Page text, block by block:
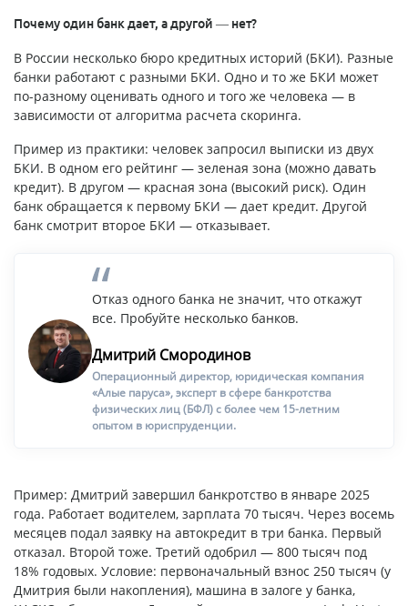
Почему один банк дает, а другой — нет?
В России несколько бюро кредитных историй (БКИ). Разные
банки работают с разными БКИ. Одно и то же БКИ может
по-разному оценивать одного и того же человека — в
зависимости от алгоритма расчета скоринга.
Пример из практики: человек запросил выписки из двух
БКИ. В одном его рейтинг — зеленая зона (можно давать
кредит). В другом — красная зона (высокий риск). Один
банк обращается к первому БКИ — дает кредит. Другой
банк смотрит второе БКИ — отказывает.
Отказ одного банка не значит, что откажут
все. Пробуйте несколько банков.
Дмитрий Смородинов
Операционный директор, юридическая компания
«Алые паруса», эксперт в сфере банкротства
физических лиц (БФЛ) с более чем 15-летним
опытом в юриспруденции.
Пример: Дмитрий завершил банкротство в январе 2025
года. Работает водителем, зарплата 70 тысяч. Через восемь
месяцев подал заявку на автокредит в три банка. Первый
отказал. Второй тоже. Третий одобрил — 800 тысяч под
18% годовых. Условие: первоначальный взнос 250 тысяч (у
Дмитрия были накопления), машина в залоге у банка,